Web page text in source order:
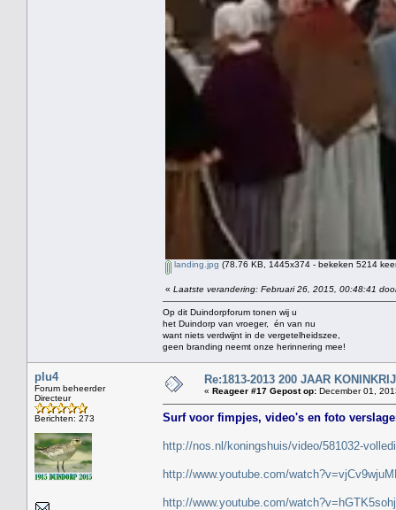
landing.jpg (78.76 KB, 1445x374 - bekeken 5214
« Laatste verandering: Februari 26, 2015, 00:48:41
Op dit Duindorpforum tonen wij u
het Duindorp van vroeger, én van nu
want niets verdwijnt in de vergetelheidszee,
geen branding neemt onze herinnering mee!
plu4
Forum beheerder
Directeur
Berichten: 273
Re:1813-2013 200 JAAR
« Reageer #17 Gepost op: December 01,
Surf voor fimpjes, video's en foto
http://nos.nl/koningshuis/video/581032-
http://www.youtube.com/
http://www.youtube.com/